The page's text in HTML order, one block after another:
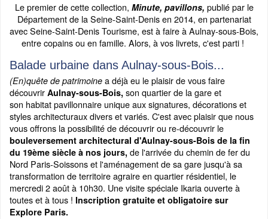
Le premier de cette collection, Minute, pavillons, publié par le
Département de la Seine-Saint-Denis en 2014, en partenariat
avec Seine-Saint-Denis Tourisme, est à faire à Aulnay-sous-Bois,
entre copains ou en famille. Alors, à vos livrets, c'est parti !
Balade urbaine dans Aulnay-sous-Bois...
(En)quête de patrimoine a déjà eu le plaisir de vous faire
découvrir Aulnay-sous-Bois, son quartier de la gare et
son habitat pavillonnaire unique aux signatures, décorations et
styles architecturaux divers et variés. C'est avec plaisir que nous
vous offrons la possibilité de découvrir ou re-découvrir le
bouleversement architectural d'Aulnay-sous-Bois de la fin
du 19ème siècle à nos jours, de l'arrivée du chemin de fer du
Nord Paris-Soissons et l'aménagement de sa gare jusqu'à sa
transformation de territoire agraire en quartier résidentiel, le
mercredi 2 août à 10h30. Une visite spéciale Ikaria ouverte à
toutes et à tous ! Inscription gratuite et obligatoire sur
Explore Paris.